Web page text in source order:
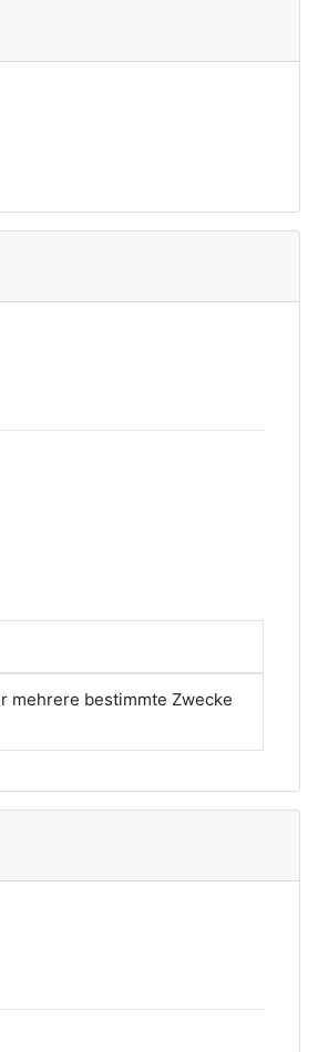
mehrere bestimmte Zwecke